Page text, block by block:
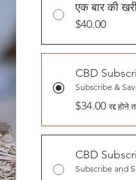
एक बार की
$40.00
CBD
Subscribe &
$34.00 रद्द होने
CBD
Subscribe and